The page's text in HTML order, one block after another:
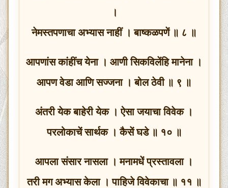
।
नेमस्तपणाचा अभ्यास नाहीं । बाष्कळपणें ॥ ८ ॥
आपणांस कांहींच येना । आणी सिकविलेंहि मानेना ।
आपण वेडा आणि सज्जना । बोल ठेवी ॥ ९ ॥
अंतरी येक बाहेरी येक । ऐसा जयाचा विवेक ।
परलोकाचें सार्थक । कैसें घडे ॥ १० ॥
आपला संसार नासला । मनामधें प्रस्तावला ।
तरी मग अभ्यास केला । पाहिजे विवेकाचा ॥ ११ ॥